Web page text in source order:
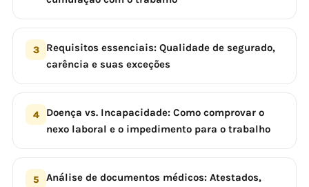
3
Requisitos essenciais: Qualidade de segurado,
carência e suas exceções
4
Doença vs. Incapacidade: Como comprovar o
nexo laboral e o impedimento para o trabalho
5
Análise de documentos médicos: Atestados,